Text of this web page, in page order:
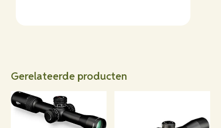
Gerelateerde producten